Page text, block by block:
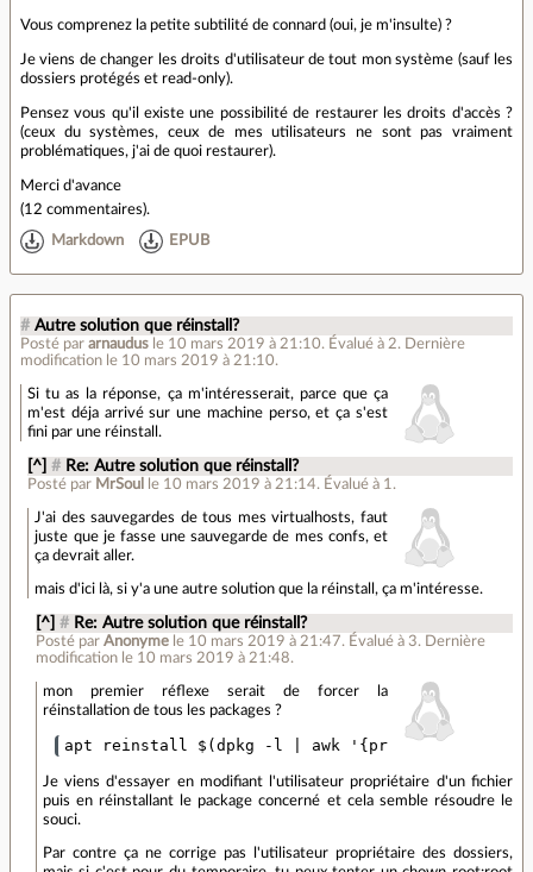
Vous comprenez la petite subtilité de connard (oui, je m'insulte) ?
Je viens de changer les droits d'utilisateur de tout mon système (sauf les
dossiers protégés et read-only).
Pensez vous qu'il existe une possibilité de restaurer les droits d'accès ?
(ceux du systèmes, ceux de mes utilisateurs ne sont pas vraiment
problématiques, j'ai de quoi restaurer).
Merci d'avance
(12 commentaires).
Markdown EPUB
# Autre solution que réinstall?
Posté par arnaudus le 10 mars 2019 à 21:10. Évalué à 2. Dernière
modification le 10 mars 2019 à 21:10.
Si tu as la réponse, ça m'intéresserait, parce que ça
m'est déja arrivé sur une machine perso, et ça s'est
fini par une réinstall.
[^] # Re: Autre solution que réinstall?
Posté par MrSoul le 10 mars 2019 à 21:14. Évalué à 1 .
J'ai des sauvegardes de tous mes virtualhosts, faut
juste que je fasse une sauvegarde de mes confs, et
ça devrait aller.
mais d'ici là, si y'a une autre solution que la réinstall, ça m'intéresse.
[^] # Re: Autre solution que réinstall?
Posté par Anonyme le 10 mars 2019 à 21:47. Évalué à 3. Dernière
modification le 10 mars 2019 à 21:48.
mon premier réflexe serait de forcer la
réinstallation de tous les packages ?
Je viens d'essayer en modifiant l'utilisateur propriétaire d'un fichier
puis en réinstallant le package concerné et cela semble résoudre le
souci.
Par contre ça ne corrige pas l'utilisateur propriétaire des dossiers,